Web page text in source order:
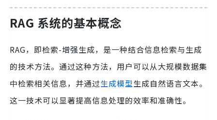
RAG 系统的基本概念
RAG，即检索-增强生成，是一种结合信息检索与生成
的技术方法。通过这种方法，用户可以从大规模数据集
中检索相关信息，并通过生成模型生成自然语言文本。
这一技术可以显著提高信息处理的效率和准确性。